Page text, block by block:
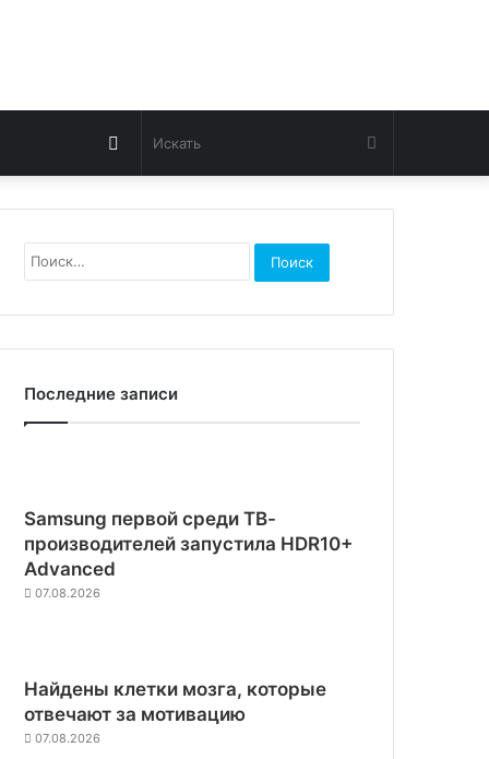
Искать
Switch
skin
Найти:
Последние записи
Samsung первой среди ТВ-
производителей запустила HDR10+
Advanced
07.08.2026
Найдены клетки мозга, которые
отвечают за мотивацию
07.08.2026